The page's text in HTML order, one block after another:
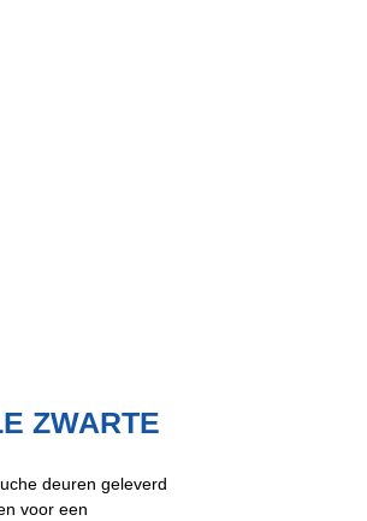
ZWARTE
deuren geleverd
voor een